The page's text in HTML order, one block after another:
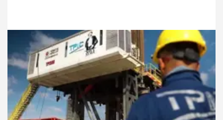
10.06.2026 Eskişehir